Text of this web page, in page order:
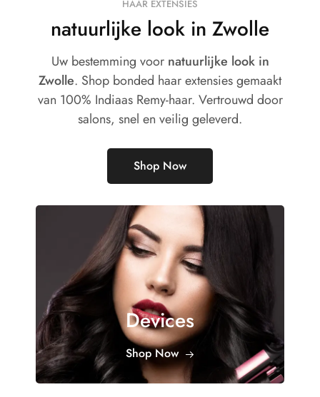
HAAR EXTENSIES
natuurlijke look in Zwolle
Uw bestemming voornatuurlijke look in
Zwolle. Shop bonded haar extensies gemaakt
van 100% Indiaas Remy-haar. Vertrouwd door
salons, snel en veilig geleverd.
Shop Now
Devices
Shop Now